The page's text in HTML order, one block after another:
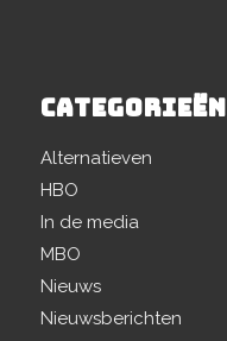
CATEGORIEËN
Alternatieven
HBO
In de media
MBO
Nieuws
Nieuwsberichten